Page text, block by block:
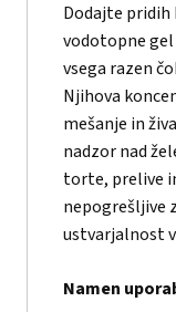
Dodajte pridih
vodotopne gel
vsega razen
Njihova
mešanje in
nadzor nad
torte, prelive
nepogrešljive
ustvarjalnost
Namen